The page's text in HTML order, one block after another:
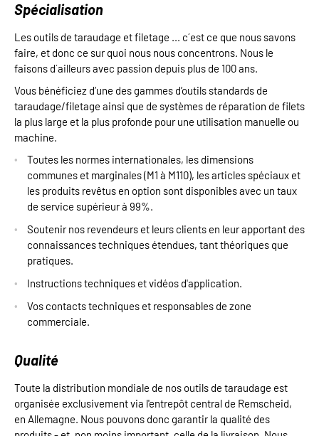
Spécialisation
Les outils de taraudage et filetage ... c´est ce que nous savons
faire, et donc ce sur quoi nous nous concentrons. Nous le
faisons d´ailleurs avec passion depuis plus de 100 ans.
Vous bénéficiez d’une des gammes d’outils standards de
taraudage/filetage ainsi que de systèmes de réparation de filets
la plus large et la plus profonde pour une utilisation manuelle ou
machine.
Toutes les normes internationales, les dimensions
communes et marginales (M1 à M110), les articles spéciaux et
les produits revêtus en option sont disponibles avec un taux
de service supérieur à 99%.
Soutenir nos revendeurs et leurs clients en leur apportant des
connaissances techniques étendues, tant théoriques que
pratiques.
Instructions techniques et vidéos d'application.
Vos contacts techniques et responsables de zone
commerciale.
Qualité
Toute la distribution mondiale de nos outils de taraudage est
organisée exclusivement via l'entrepôt central de Remscheid,
en Allemagne. Nous pouvons donc garantir la qualité des